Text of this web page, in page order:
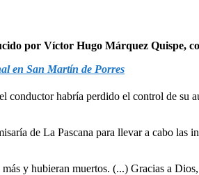
por Víctor Hugo Márquez Quispe,
en San Martín de Porres
habría perdido el control de su
de La Pascana para llevar a cabo las
y hubieran muertos. (...) Gracias a